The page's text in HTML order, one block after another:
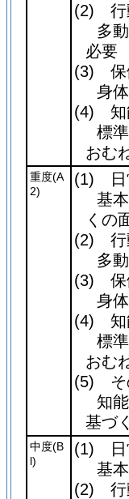
(2) 行
多
必要
(3) 保
身
(4) 知
標
おむ
重度(A
2)
(1) 日
基
くの
(2) 行
多
(3) 保
身
(4) 知
標
おむ
(5) そ
知
基づ
中度(B
l)
(1) 日
基
(2) 行